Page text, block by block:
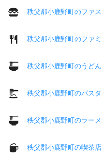
秩父郡小鹿野町のファ
秩父郡小鹿野町のファ
秩父郡小鹿野町のうど
秩父郡小鹿野町のパス
秩父郡小鹿野町のラー
秩父郡小鹿野町の喫茶